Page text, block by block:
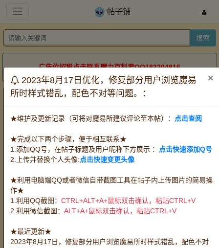
帖子铺
搜索
广告位招租点击联系魔力百科君QQ183204816
帖子铺
服务器： 全部 怀旧牧羊 怀旧金牛
怀旧双子
道具电信
道具网通
时长
方式：
全部 出售 收购
宠物：
全部 攻宠 魔宠 血宠
任务队宠
王宠赛宠
PK宠
装备：
武器 防具
消耗品：
全部 料理 血瓶 时水
技能草
材料：
全部 挖掘 狩猎 伐木 宝石
务
有偿服务：
全部 装备加工 药剂制作
料理烹饪
2023年8月17日优化，修复部分用户浏览魔易
所时样式错乱，配色不对等问题。：
×
★维护及更新记录（可将对魔易所建议评论至本帖）： 点击查阅
★完成以下两个步骤，便于相互联系★
1.添加QQ号，在帖子标题及用户昵称下方展示 ：
点击快速添加Q号
2.上传并替换个人头像:点击快速变更头像
★利用电脑端QQ或者微信自带截图工具在帖子内上传图片的简易操
作★
1.利用QQ截图： CTRL+ALT+A+鼠标双击确认，粘贴CTRL+V
2.利用微信截图： ALT+A+鼠标双击确认，粘贴CTRL+V
★最近更新★
2023年8月17日，修复部分用户浏览魔易所时样式错乱，配色不对